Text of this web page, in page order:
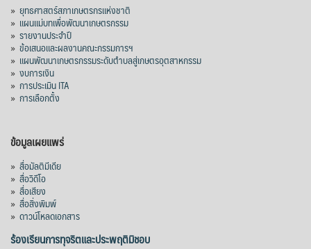
» ยุทธศาสตร์สภาเกษตรกรแห่งชาติ
» แผนแม่บทเพื่อพัฒนาเกษตรกรรม
» รายงานประจำปี
» ข้อเสนอและผลงานคณะกรรมการฯ
» แผนพัฒนาเกษตรกรรมระดับตำบลสู่เกษตรอุตสาหกรรม
» งบการเงิน
» การประเมิน ITA
» การเลือกตั้ง
ข้อมูลเผยแพร่
» สื่อมัลติมีเดีย
» สื่อวิดีโอ
» สื่อเสียง
» สื่อสิ่งพิมพ์
» ดาวน์โหลดเอกสาร
ร้องเรียนการทุจริตและประพฤติมิชอบ